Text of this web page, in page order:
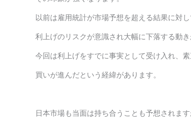
以前は雇用統計が市場予想を超える結果に対し
利上げのリスクが意識され大幅に下落する動き
今回は利上げをすでに事実として受け入れ、
買いが進んだという経緯があります。
日本市場も当面は持ち合うことも予想されます